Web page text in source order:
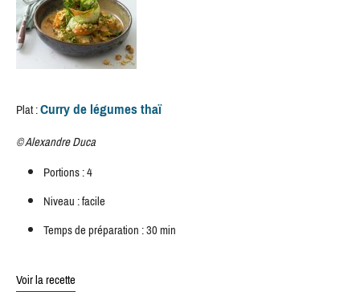
Plat :Curry de légumes thaï
©Alexandre Duca
Portions : 4
Niveau : facile
Temps de préparation : 30 min
Voir la recette